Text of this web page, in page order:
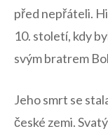
před nepřáteli.
10. století, kdy
svým bratrem
Jeho smrt se
české zemi.⁣